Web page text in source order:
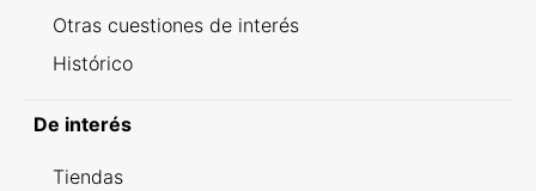
Otras cuestiones de interés
Histórico
De interés
Tiendas